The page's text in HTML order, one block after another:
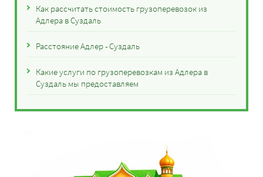
Как рассчитать стоимость грузоперевозок из
Адлера в Суздаль
Расстояние Адлер - Суздаль
Какие услуги по грузоперевозкам из Адлера в
Суздаль мы предоставляем